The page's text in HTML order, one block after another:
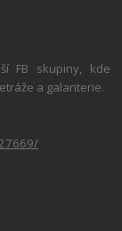
FB skupiny, kde
a galanterie.